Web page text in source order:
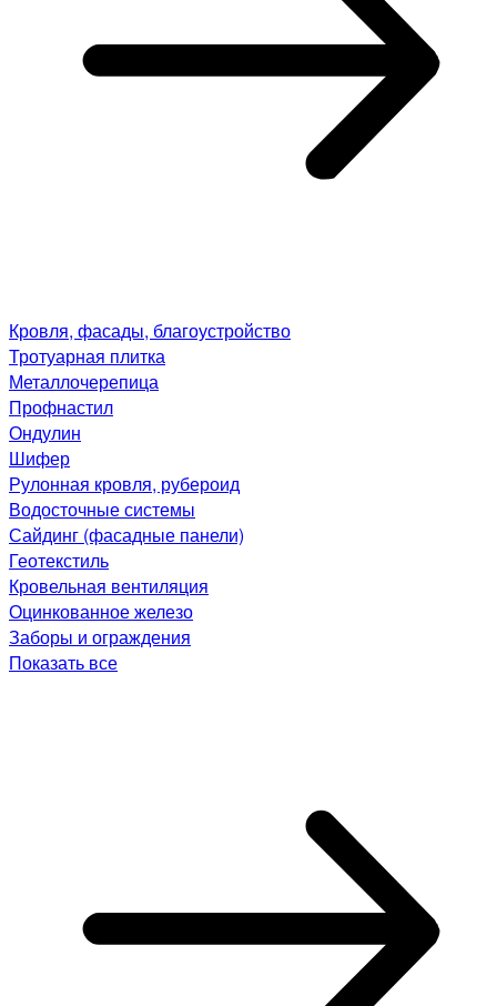
Кровля, фасады, благоустройство
Тротуарная плитка
Металлочерепица
Профнастил
Ондулин
Шифер
Рулонная кровля, рубероид
Водосточные системы
Сайдинг (фасадные панели)
Геотекстиль
Кровельная вентиляция
Оцинкованное железо
Заборы и ограждения
Показать все